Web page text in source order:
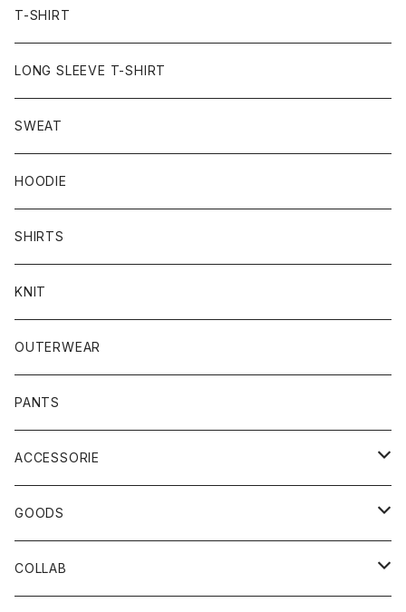
T-SHIRT
LONG SLEEVE T-SHIRT
SWEAT
HOODIE
SHIRTS
KNIT
OUTERWEAR
PANTS
ACCESSORIE
CAP
BUCKET HAT
GOODS
STICKER
COLLAB